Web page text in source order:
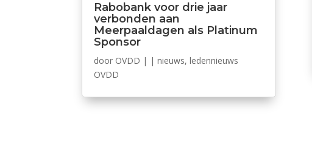
Rabobank voor drie jaar
verbonden aan
Meerpaaldagen als Platinum
Sponsor
door OVDD | |nieuws,ledennieuws
OVDD